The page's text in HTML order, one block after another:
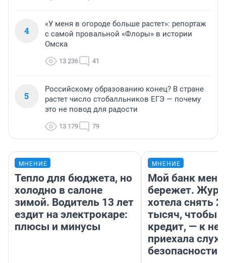
4
«У меня в огороде больше растет»: репортаж
с самой провальной «Флоры» в истории
Омска
13 236 41
5
Российскому образованию конец? В стране
растет число стобалльников ЕГЭ — почему
это не повод для радости
13 179 79
МНЕНИЕ
Тепло для бюджета, но
холодно в салоне
зимой. Водитель 13 лет
ездит на электрокаре:
плюсы и минусы
МНЕНИЕ
Мой банк меня
бережет.
хотела снять
тысяч, чтобы
кредит, — к
приехала
безопасности